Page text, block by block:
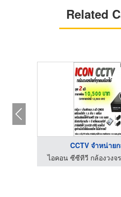
Related
CCTV จำหน่าย
ไอคอน ซีซีทีวี กล้องวงจ